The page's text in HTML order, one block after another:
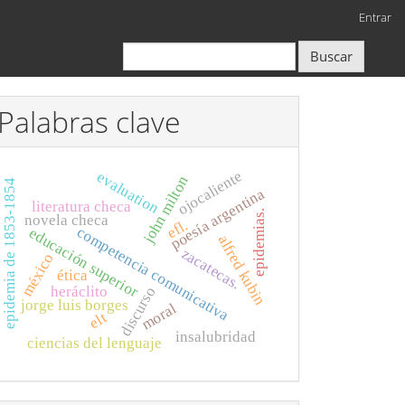
Entrar
Buscar
Palabras clave
discurso
competencia comunicativa
educación superior
jorge luis borges
heráclito
john miltonpoesía argentina
ética
moral
méxico alfred kubin
novela checa
literatura checa
evaluation
elt
efl.
ciencias del lenguaje
ojocaliente
zacatecas.
epidemia de 1853-1854
insalubridad
epidemias.